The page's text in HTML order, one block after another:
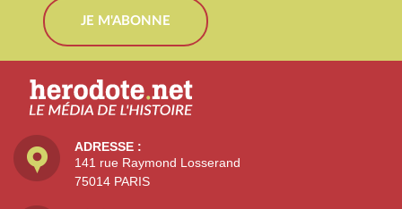
JE M'ABONNE
ADRESSE :
141 rue Raymond Losserand
75014 PARIS